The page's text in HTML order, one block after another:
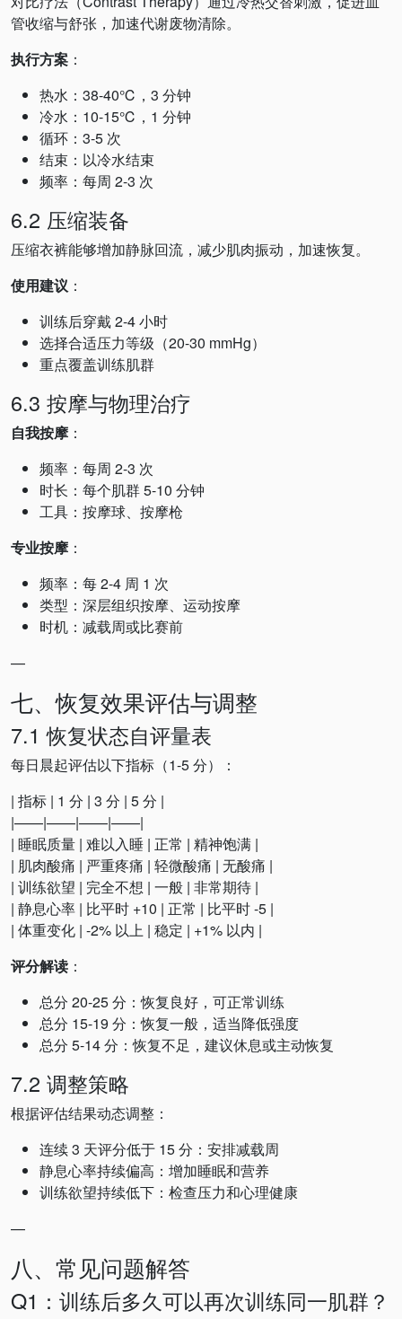
管收缩与舒张，加速代谢废物清除。
执行方案 ：
热水：38-40℃，3 分钟
冷水：10-15℃，1 分钟
循环：3-5 次
结束：以冷水结束
频率：每周 2-3 次
6.2 压缩装备
压缩衣裤能够增加静脉回流，减少肌肉振动，加速恢复。
使用建议 ：
训练后穿戴 2-4 小时
选择合适压力等级（20-30 mmHg）
重点覆盖训练肌群
6.3 按摩与物理治疗
自我按摩 ：
频率：每周 2-3 次
时长：每个肌群 5-10 分钟
工具：按摩球、按摩枪
专业按摩 ：
频率：每 2-4 周 1 次
类型：深层组织按摩、运动按摩
时机：减载周或比赛前
—
七、恢复效果评估与调整
7.1 恢复状态自评量表
每日晨起评估以下指标（1-5 分）：
| 指标 | 1 分 | 3 分 | 5 分 |
|——|——|——|——|
| 睡眠质量 | 难以入睡 | 正常 | 精神饱满 |
| 肌肉酸痛 | 严重疼痛 | 轻微酸痛 | 无酸痛 |
| 训练欲望 | 完全不想 | 一般 | 非常期待 |
| 静息心率 | 比平时 +10 | 正常 | 比平时 -5 |
| 体重变化 | -2% 以上 | 稳定 | +1% 以内 |
评分解读 ：
总分 20-25 分：恢复良好，可正常训练
总分 15-19 分：恢复一般，适当降低强度
总分 5-14 分：恢复不足，建议休息或主动恢复
7.2 调整策略
根据评估结果动态调整：
连续 3 天评分低于 15 分：安排减载周
静息心率持续偏高：增加睡眠和营养
训练欲望持续低下：检查压力和心理健康
—
八、常见问题解答
Q1：训练后多久可以再次训练同一肌群？